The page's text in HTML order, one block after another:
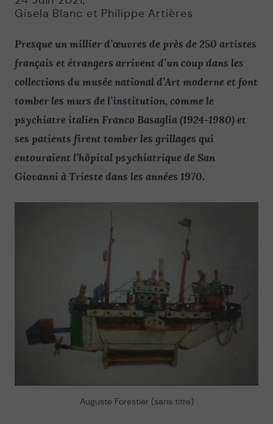
Gisela Blanc et Philippe Artières
Presque un millier d’œuvres de près de 250 artistes
français et étrangers arrivent d’un coup dans les
collections du musée national d’Art moderne et font
tomber les murs de l’institution, comme le
psychiatre italien Franco Basaglia (1924-1980) et
ses patients firent tomber les grillages qui
entouraient l’hôpital psychiatrique de San
Giovanni à Trieste dans les années 1970.
Auguste Forestier (sans titre)